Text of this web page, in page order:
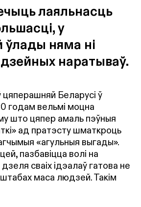
лаяльнасць
у
ўлады няма ні
дзейных наратываў.
цяперашняй Беларусі ў
годам вельмі моцна
што цяпер амаль пэўныя
ад пратэсту шматкроць
«агульныя выгады».
пазбавіцца волі на
сваіх ідэалаў гатова не
маса людзей. Такім